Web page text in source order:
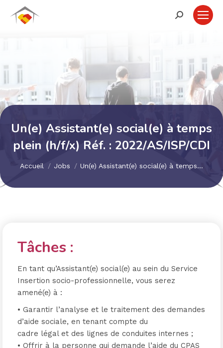
Recherche
Un(e) Assistant(e) social(e) à temps
plein (h/f/x) Réf. : 2022/AS/ISP/CDI
Accueil Jobs Un(e) Assistant(e) social(e) à temps…
Tâches :
En tant qu’Assistant(e) social(e) au sein du Service
Insertion socio-professionnelle, vous serez
amené(e) à :
• Garantir l’analyse et le traitement des demandes
d’aide sociale, en tenant compte du
cadre légal et des lignes de conduites internes ;
• Offrir à la personne qui demande l’aide du CPAS